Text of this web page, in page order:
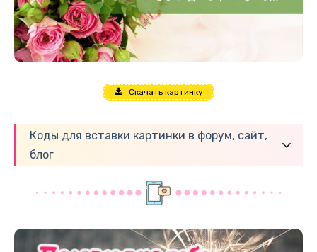
Скачать картинку
Коды для вставки картинки в форум, сайт,
блог